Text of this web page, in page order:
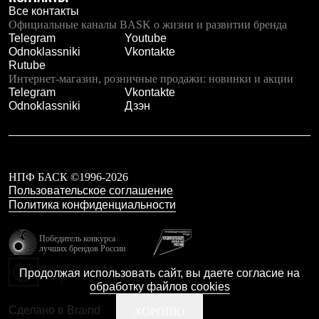
Рубашки
Футболки
Толстовки
Брюки
Термобелье
Теплое термобелье
Среднее термобелье
Легкое термобелье
Куртки
Утепленная пухом
Комбинезоны
Куртки
Брюки
Утепленная синтетикой
Комбинезоны
Куртки
Брюки
Лёгкая одежда
Толстовки
Все контакты
Официальные каналы BASK о жизни и развитии бренда
Telegram
Youtube
Odnoklassniki
Vkontakte
Rutube
Интернет-магазин, розничные продажи: новинки и акции
Telegram
Vkontakte
Odnoklassniki
Дзэн
НПФ БАСК ©1996-2026
Пользовательское соглашение
Политика конфиденциальности
Победитель конкурса
лучших брендов России
Калибр
Сделано в Braind
Продолжая использовать сайт, вы даете согласие на
обработку файлов cookies